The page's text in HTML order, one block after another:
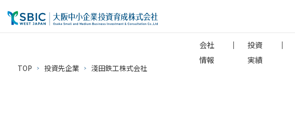
会社
情報
投資
実績
TOP 投資先企業 淺田鉄工株式会社